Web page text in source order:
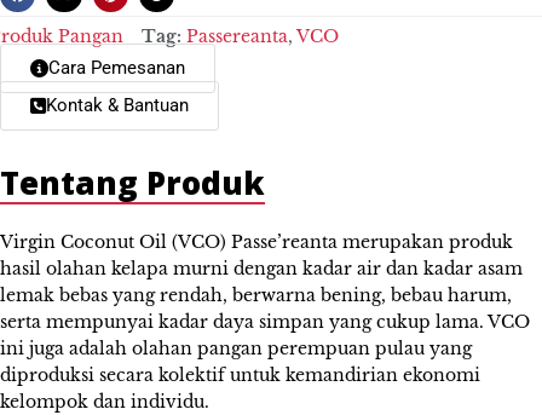
Pangan Tag: Passereanta,VCO
Cara Pemesanan
Kontak & Bantuan
Tentang Produk
Virgin Coconut Oil (VCO) Passe’reanta merupakan produk
hasil olahan kelapa murni dengan kadar air dan kadar asam
lemak bebas yang rendah, berwarna bening, bebau harum,
serta mempunyai kadar daya simpan yang cukup lama. VCO
ini juga adalah olahan pangan perempuan pulau yang
diproduksi secara kolektif untuk kemandirian ekonomi
kelompok dan individu.